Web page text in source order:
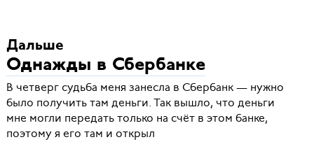
Дальше
Однажды в Сбербанке
В четверг судьба меня занесла в Сбербанк — нужно
было получить там деньги. Так вышло, что деньги
мне могли передать только на счёт в этом банке,
поэтому я его там и открыл